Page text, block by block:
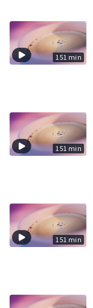
151 min
151 min
151 min